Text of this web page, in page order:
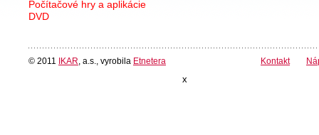
Počítačové hry a aplikácie
DVD
© 2011 IKAR , a.s., vyrobila Etnetera Kontakt
x